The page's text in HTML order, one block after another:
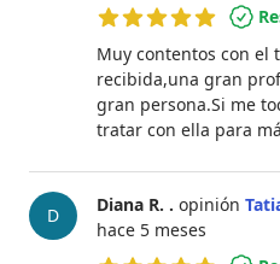
Muy contentos con el
recibida,una gran
gran persona.Si me
tratar con ella para
D Diana R. . opinión Tatiana Pérez
hace 5 meses